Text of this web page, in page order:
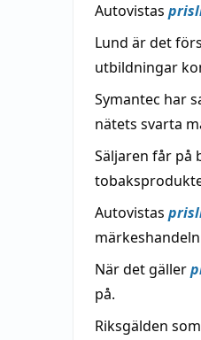
Autovistas
Lund är det
utbildningar
Symantec har
nätets svarta
Säljaren får på
Autovistas
När det gäller
på.
Riksgälden